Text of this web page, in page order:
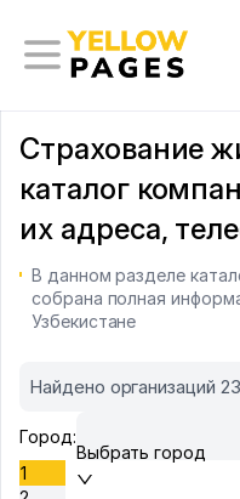
Страхование
каталог
их адреса,
В данном разделе
собрана полная
Узбекистане
Найдено организаций
Город:
Выбрать город
1